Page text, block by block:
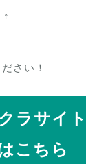
さい！
ラサイ
こちら